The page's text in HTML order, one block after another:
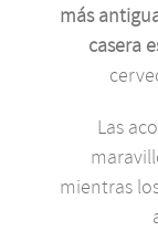
más
casera
Las
mientras